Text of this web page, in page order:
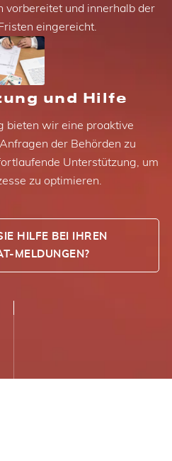
vorbereitet und innerhalb der
eingereicht.
und Hilfe
bieten wir eine proaktive
der Behörden zu
Unterstützung, um
zu optimieren.
HILFE BEI IHREN
MELDUNGEN?